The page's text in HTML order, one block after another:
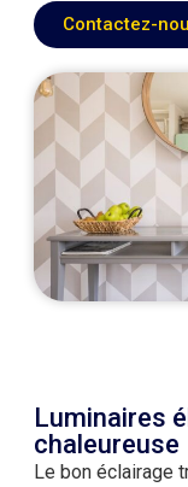
Contactez-
Luminaires
chaleureuse
Le bon éclairage